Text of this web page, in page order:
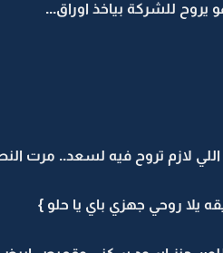
يروح للشركة بياخذ اوراق...
اللي لازم تروح فيه لسعد..